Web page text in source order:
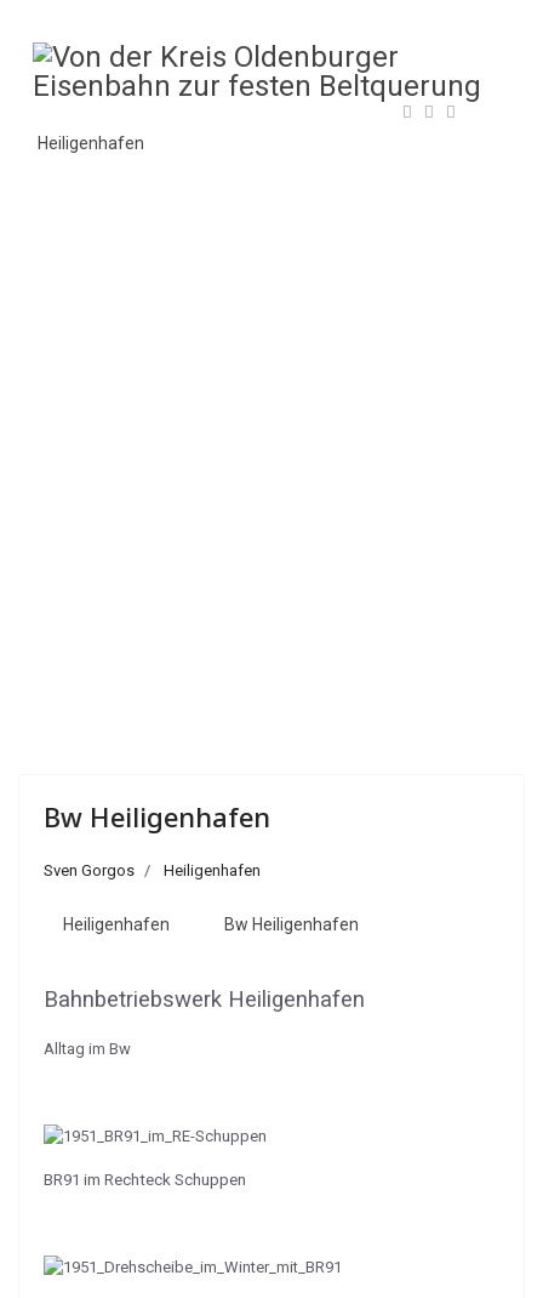
Heiligenhafen
Bw Heiligenhafen
Sven Gorgos Heiligenhafen
Heiligenhafen Bw Heiligenhafen
Bahnbetriebswerk Heiligenhafen
Alltag im Bw
BR91 im Rechteck Schuppen